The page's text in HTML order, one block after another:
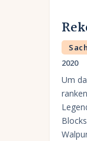
2020
Um